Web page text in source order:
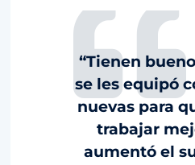
“Tienen
se les equipó
nuevas para
trabajar
aumentó el